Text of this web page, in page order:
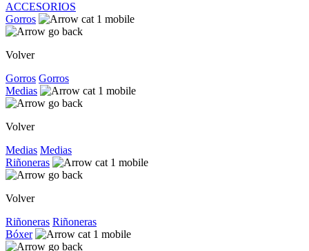
ACCESORIOS
Gorros
Volver
Gorros Gorros
Medias
Volver
Medias Medias
Riñoneras
Volver
Riñoneras Riñoneras
Bóxer